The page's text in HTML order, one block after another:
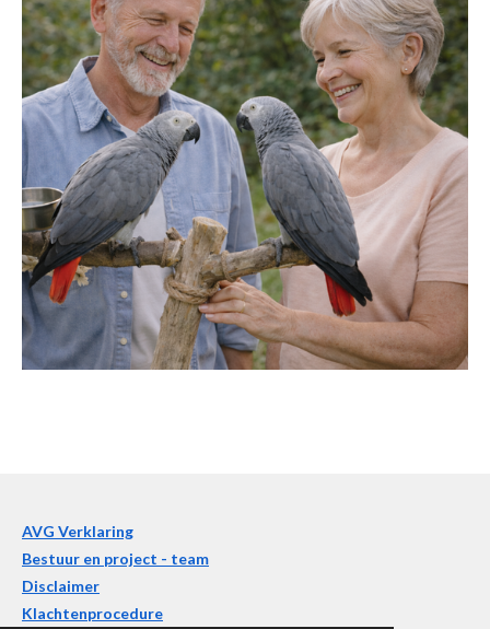
AVG Verklaring
Bestuur en project - team
Disclaimer
Klachtenprocedure